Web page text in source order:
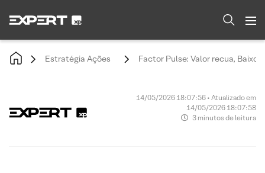
Estratégia Ações Factor Pulse: Valor recua, Baixo
14/05/2026 18:07:56 • Atualizado em
14/05/2026 18:07:58
3 minutos de leitura